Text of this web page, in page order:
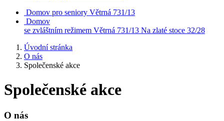
Domov pro seniory Větrná 731/13
Domov
se zvláštním režimem Větrná 731/13 Na zlaté stoce 32/28
Úvodní stránka
O nás
Společenské akce
Společenské akce
O nás